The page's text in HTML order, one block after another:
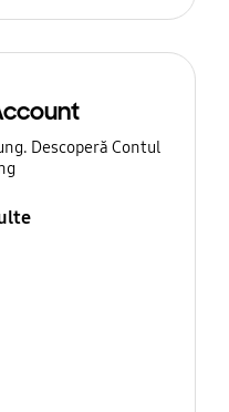
Descoperă Contul